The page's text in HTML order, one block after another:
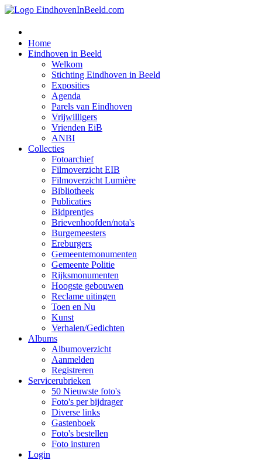
Home
Eindhoven in Beeld
Welkom
Stichting Eindhoven in Beeld
Exposities
Agenda
Parels van Eindhoven
Vrijwilligers
Vrienden EiB
ANBI
Collecties
Fotoarchief
Filmoverzicht EIB
Filmoverzicht Lumière
Bibliotheek
Publicaties
Bidprentjes
Brievenhoofden/nota's
Burgemeesters
Ereburgers
Gemeentemonumenten
Gemeente Politie
Rijksmonumenten
Hoogste gebouwen
Reclame uitingen
Toen en Nu
Kunst
Verhalen/Gedichten
Albums
Albumoverzicht
Aanmelden
Registreren
Servicerubrieken
50 Nieuwste foto's
Foto's per bijdrager
Diverse links
Gastenboek
Foto's bestellen
Foto insturen
Login